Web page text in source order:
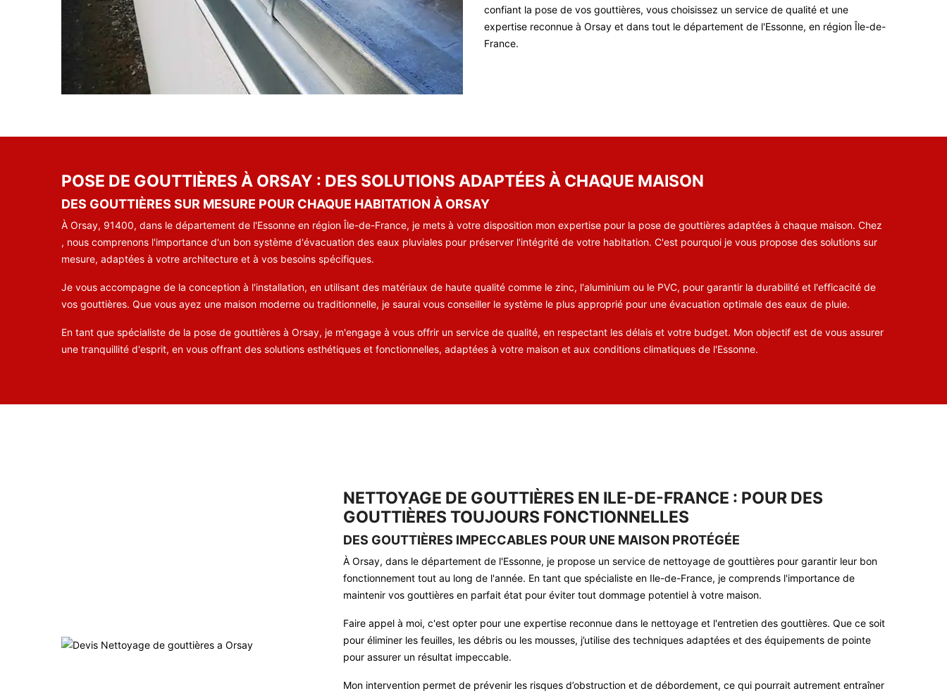
confiant la pose de vos gouttières, vous choisissez un service de qualité et une
expertise reconnue à Orsay et dans tout le département de l'Essonne, en région Île-de-
France.
POSE DE GOUTTIÈRES À ORSAY : DES SOLUTIONS ADAPTÉES À CHAQUE MAISON
DES GOUTTIÈRES SUR MESURE POUR CHAQUE HABITATION À ORSAY
À Orsay, 91400, dans le département de l'Essonne en région Île-de-France, je mets à votre disposition mon expertise pour la pose de gouttières adaptées à chaque maison. Chez
, nous comprenons l'importance d'un bon système d'évacuation des eaux pluviales pour préserver l'intégrité de votre habitation. C'est pourquoi je vous propose des solutions sur
mesure, adaptées à votre architecture et à vos besoins spécifiques.
Je vous accompagne de la conception à l'installation, en utilisant des matériaux de haute qualité comme le zinc, l'aluminium ou le PVC, pour garantir la durabilité et l'efficacité de
vos gouttières. Que vous ayez une maison moderne ou traditionnelle, je saurai vous conseiller le système le plus approprié pour une évacuation optimale des eaux de pluie.
En tant que spécialiste de la pose de gouttières à Orsay, je m'engage à vous offrir un service de qualité, en respectant les délais et votre budget. Mon objectif est de vous assurer
une tranquillité d'esprit, en vous offrant des solutions esthétiques et fonctionnelles, adaptées à votre maison et aux conditions climatiques de l'Essonne.
NETTOYAGE DE GOUTTIÈRES EN ILE-DE-FRANCE : POUR DES
GOUTTIÈRES TOUJOURS FONCTIONNELLES
DES GOUTTIÈRES IMPECCABLES POUR UNE MAISON PROTÉGÉE
À Orsay, dans le département de l'Essonne, je propose un service de nettoyage de gouttières pour garantir leur bon
fonctionnement tout au long de l'année. En tant que spécialiste en Ile-de-France, je comprends l'importance de
maintenir vos gouttières en parfait état pour éviter tout dommage potentiel à votre maison.
Faire appel à moi, c'est opter pour une expertise reconnue dans le nettoyage et l'entretien des gouttières. Que ce soit
pour éliminer les feuilles, les débris ou les mousses, j’utilise des techniques adaptées et des équipements de pointe
pour assurer un résultat impeccable.
Mon intervention permet de prévenir les risques d’obstruction et de débordement, ce qui pourrait autrement entraîner